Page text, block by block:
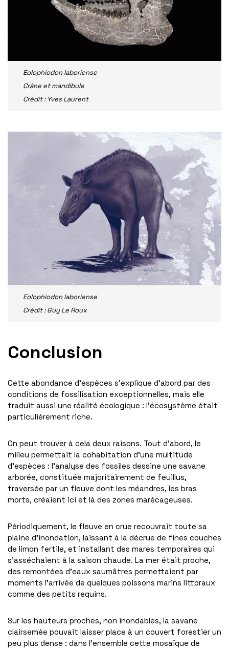
Eolophiodon laboriense
Crâne et mandibule
Crédit : Yves Laurent
Eolophiodon laboriense
Crédit : Guy Le Roux
Conclusion
Cette abondance d’espèces s’explique d’abord par des
conditions de fossilisation exceptionnelles, mais elle
traduit aussi une réalité écologique : l’écosystème était
particulièrement riche.
On peut trouver à cela deux raisons. Tout d’abord, le
milieu permettait la cohabitation d’une multitude
d’espèces : l’analyse des fossiles dessine une savane
arborée, constituée majoritairement de feuillus,
traversée par un fleuve dont les méandres, les bras
morts, créaient ici et là des zones marécageuses.
Périodiquement, le fleuve en crue recouvrait toute sa
plaine d’inondation, laissant à la décrue de fines couches
de limon fertile, et installant des mares temporaires qui
s’asséchaient à la saison chaude. La mer était proche,
des remontées d’eaux saumâtres permettaient par
moments l’arrivée de quelques poissons marins littoraux
comme des petits requins.
Sur les hauteurs proches, non inondables, la savane
clairsemée pouvait laisser place à un couvert forestier un
peu plus dense : dans l’ensemble cette mosaïque de